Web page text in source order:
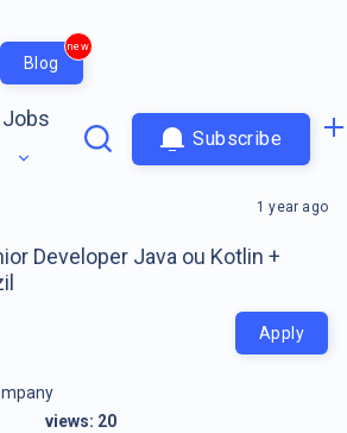
Blog
new
Subscribe
Developer Java ou Kotlin +
1 year ago
Apply
views: 20